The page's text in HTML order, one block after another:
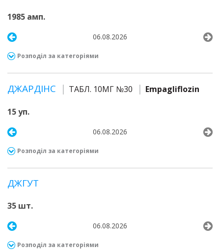
1985 амп.
06.08.2026
Розподіл за категоріями
ДЖАРДІНС ТАБЛ. 10МГ №30 Empagliflozin
15 уп.
06.08.2026
Розподіл за категоріями
ДЖГУТ
35 шт.
06.08.2026
Розподіл за категоріями